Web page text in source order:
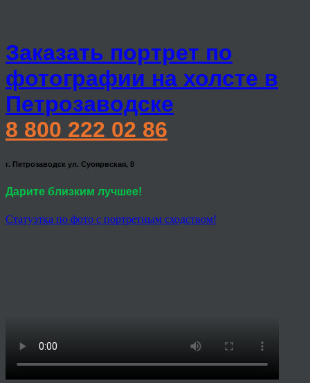
Заказать портрет по
фотографии на холсте в
Петрозаводске
8 800 222 02 86
г. Петрозаводск ул. Суоярвская, 8
Дарите близким лучшее!
Статуэтка по фото с портретным сходством!